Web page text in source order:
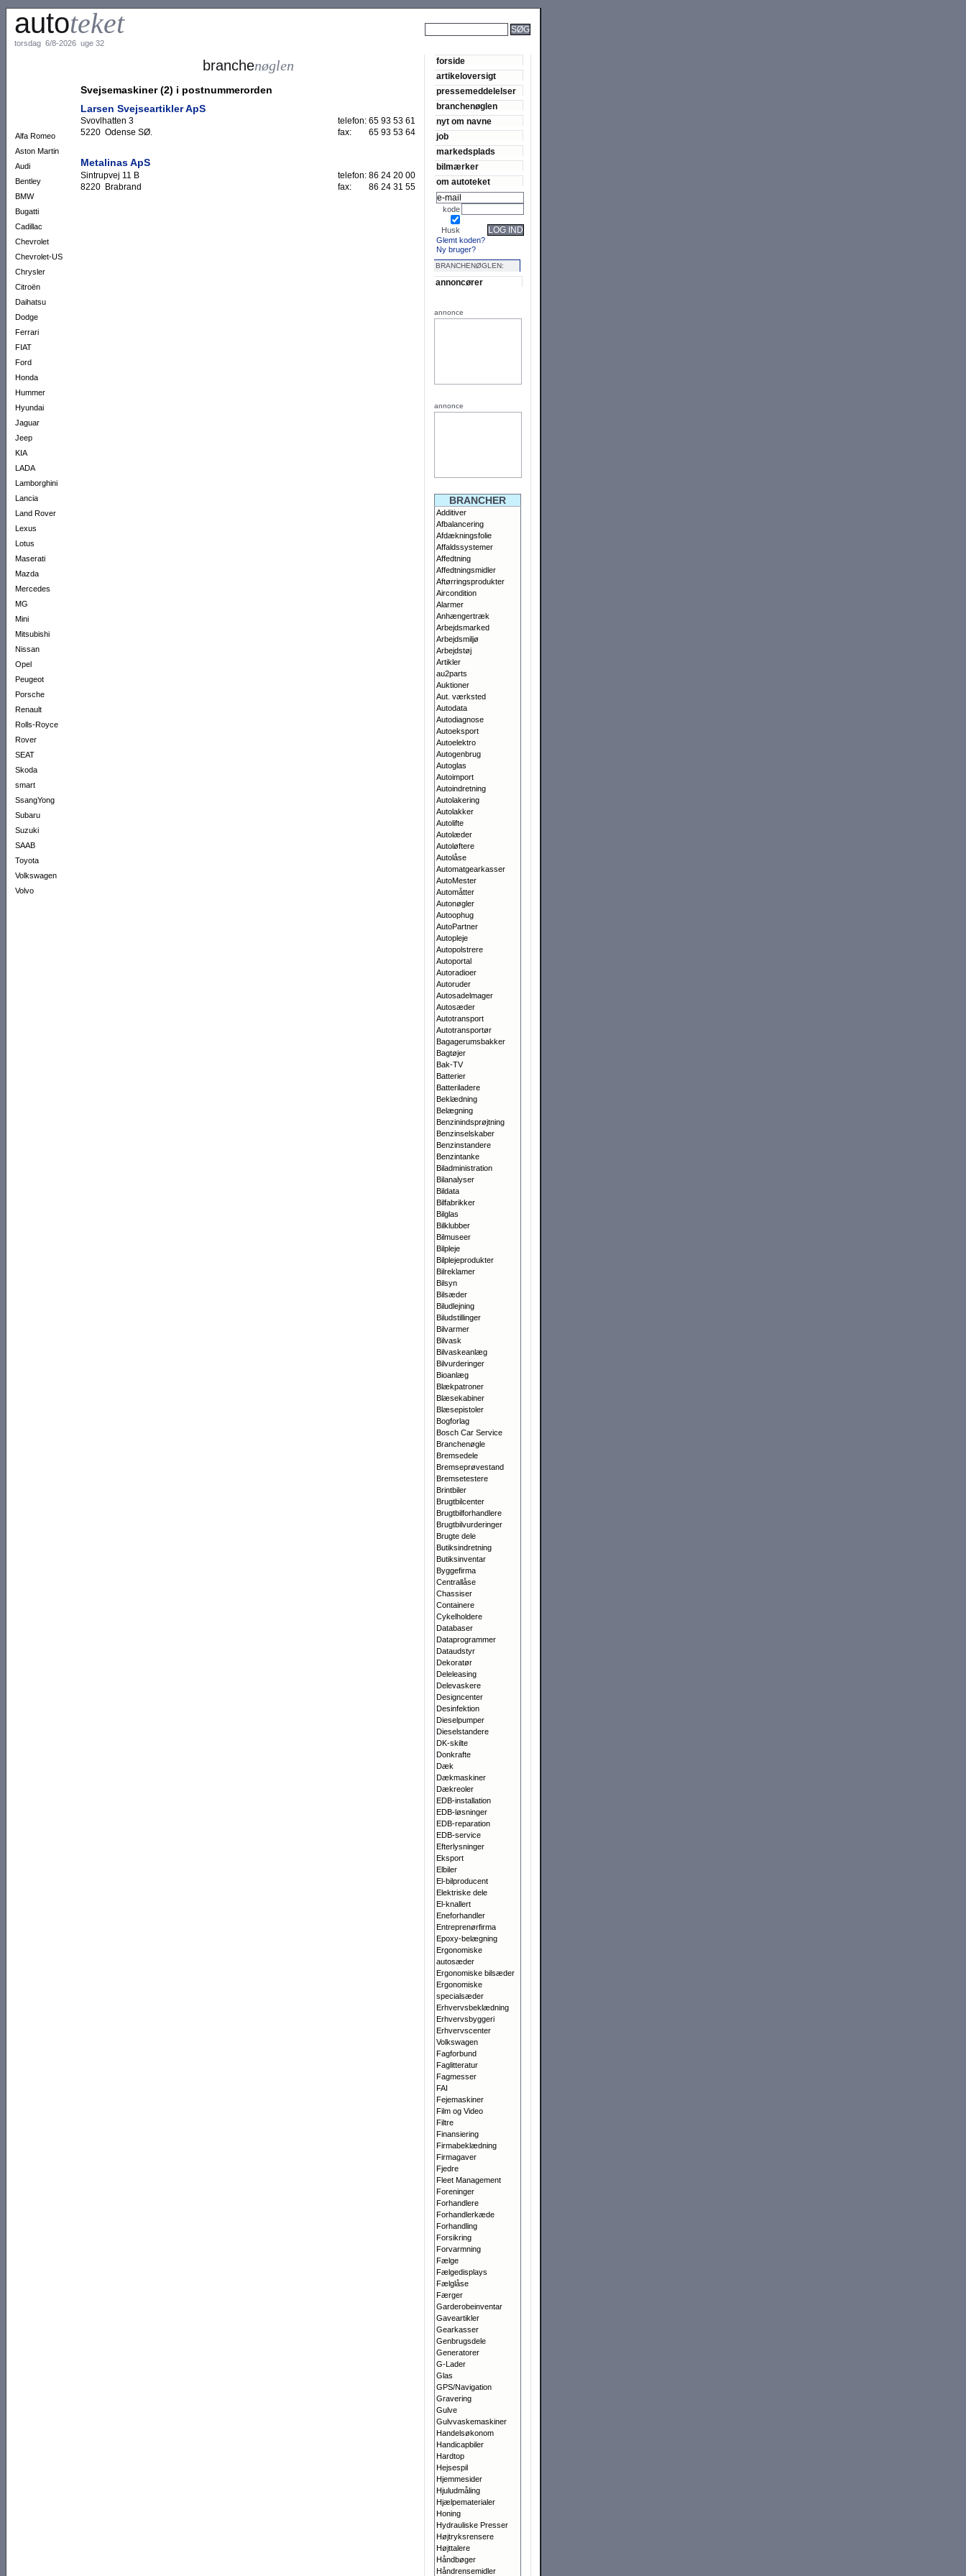
autoteket SØG
torsdag 6/8-2026 uge 32
Alfa Romeo
Aston Martin
Audi
Bentley
BMW
Bugatti
Cadillac
Chevrolet
Chevrolet-US
Chrysler
Citroën
Daihatsu
Dodge
Ferrari
FIAT
Ford
Honda
Hummer
Hyundai
Jaguar
Jeep
KIA
LADA
Lamborghini
Lancia
Land Rover
Lexus
Lotus
Maserati
Mazda
Mercedes
MG
Mini
Mitsubishi
Nissan
Opel
Peugeot
Porsche
Renault
Rolls-Royce
Rover
SEAT
Skoda
smart
SsangYong
Subaru
Suzuki
SAAB
Toyota
Volkswagen
Volvo
branchenøglen
Svejsemaskiner (2) i postnummerorden
Larsen Svejseartikler ApS
Svovlhatten 3
5220 Odense SØ.
telefon: 65 93 53 61
fax:
65 93 53 64
Metalinas ApS
Sintrupvej 11 B
8220 Brabrand
telefon: 86 24 20 00
fax:
86 24 31 55
forside
artikeloversigt
pressemeddelelser
branchenøglen
nyt om navne
job
markedsplads
bilmærker
om autoteket
kode
Husk LOG IND
Glemt koden?
Ny bruger?
BRANCHENØGLEN:
annoncører
annonce
annonce
BRANCHER
Additiver
Afbalancering
Afdækningsfolie
Affaldssystemer
Affedtning
Affedtningsmidler
Aftørringsprodukter
Aircondition
Alarmer
Anhængertræk
Arbejdsmarked
Arbejdsmiljø
Arbejdstøj
Artikler
au2parts
Auktioner
Aut. værksted
Autodata
Autodiagnose
Autoeksport
Autoelektro
Autogenbrug
Autoglas
Autoimport
Autoindretning
Autolakering
Autolakker
Autolifte
Autolæder
Autoløftere
Autolåse
Automatgearkasser
AutoMester
Automåtter
Autonøgler
Autoophug
AutoPartner
Autopleje
Autopolstrere
Autoportal
Autoradioer
Autoruder
Autosadelmager
Autosæder
Autotransport
Autotransportør
Bagagerumsbakker
Bagtøjer
Bak-TV
Batterier
Batteriladere
Beklædning
Belægning
Benzinindsprøjtning
Benzinselskaber
Benzinstandere
Benzintanke
Biladministration
Bilanalyser
Bildata
Bilfabrikker
Bilglas
Bilklubber
Bilmuseer
Bilpleje
Bilplejeprodukter
Bilreklamer
Bilsyn
Bilsæder
Biludlejning
Biludstillinger
Bilvarmer
Bilvask
Bilvaskeanlæg
Bilvurderinger
Bioanlæg
Blækpatroner
Blæsekabiner
Blæsepistoler
Bogforlag
Bosch Car Service
Branchenøgle
Bremsedele
Bremseprøvestand
Bremsetestere
Brintbiler
Brugtbilcenter
Brugtbilforhandlere
Brugtbilvurderinger
Brugte dele
Butiksindretning
Butiksinventar
Byggefirma
Centrallåse
Chassiser
Containere
Cykelholdere
Databaser
Dataprogrammer
Dataudstyr
Dekoratør
Deleleasing
Delevaskere
Designcenter
Desinfektion
Dieselpumper
Dieselstandere
DK-skilte
Donkrafte
Dæk
Dækmaskiner
Dækreoler
EDB-installation
EDB-løsninger
EDB-reparation
EDB-service
Efterlysninger
Eksport
Elbiler
El-bilproducent
Elektriske dele
El-knallert
Eneforhandler
Entreprenørfirma
Epoxy-belægning
Ergonomiske
autosæder
Ergonomiske bilsæder
Ergonomiske
specialsæder
Erhvervsbeklædning
Erhvervsbyggeri
Erhvervscenter
Volkswagen
Fagforbund
Faglitteratur
Fagmesser
FAI
Fejemaskiner
Film og Video
Filtre
Finansiering
Firmabeklædning
Firmagaver
Fjedre
Fleet Management
Foreninger
Forhandlere
Forhandlerkæde
Forhandling
Forsikring
Forvarmning
Fælge
Fælgedisplays
Fælglåse
Færger
Garderobeinventar
Gaveartikler
Gearkasser
Genbrugsdele
Generatorer
G-Lader
Glas
GPS/Navigation
Gravering
Gulve
Gulvvaskemaskiner
Handelsøkonom
Handicapbiler
Hardtop
Hejsespil
Hjemmesider
Hjuludmåling
Hjælpematerialer
Honing
Hydrauliske Presser
Højtryksrensere
Højttalere
Håndbøger
Håndrensemidler